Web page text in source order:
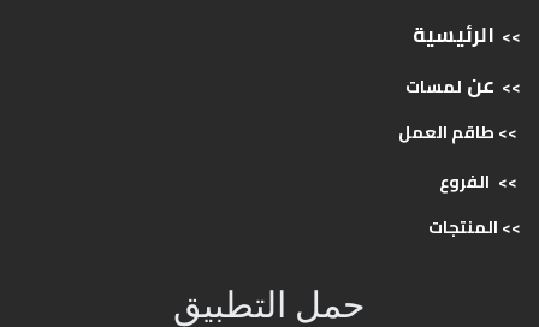
>> الرئيسية
>> عن لمسات
>> طاقمالعمل
>> الفروع
>>المنتجات
حمل التطبيق